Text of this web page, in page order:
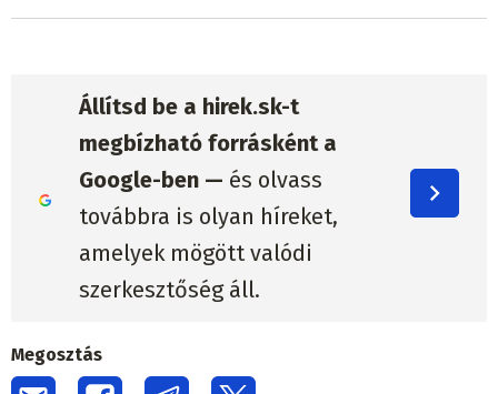
Állítsd be a hirek.sk-t
megbízható forrásként a
Google-ben — és olvass
továbbra is olyan híreket,
amelyek mögött valódi
szerkesztőség áll.
Megosztás